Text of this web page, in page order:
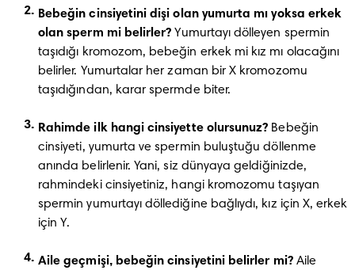
Bebeğin cinsiyetini dişi olan yumurta mı yoksa erkek
olan sperm mi belirler? Yumurtayı dölleyen spermin
taşıdığı kromozom, bebeğin erkek mi kız mı olacağını
belirler. Yumurtalar her zaman bir X kromozomu
taşıdığından, karar spermde biter.
Rahimde ilk hangi cinsiyette olursunuz? Bebeğin
cinsiyeti, yumurta ve spermin buluştuğu döllenme
anında belirlenir. Yani, siz dünyaya geldiğinizde,
rahmindeki cinsiyetiniz, hangi kromozomu taşıyan
spermin yumurtayı döllediğine bağlıydı, kız için X, erkek
için Y.
Aile geçmişi, bebeğin cinsiyetini belirler mi? Aile